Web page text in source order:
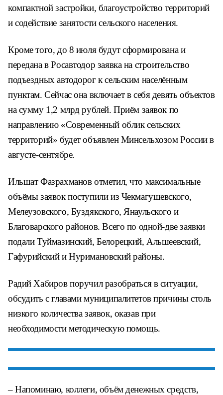
компактной застройки, благоустройство территорий
и содействие занятости сельского населения.
Кроме того, до 8 июля будут сформирована и
передана в Росавтодор заявка на строительство
подъездных автодорог к сельским населённым
пунктам. Сейчас она включает в себя девять объектов
на сумму 1,2 млрд рублей. Приём заявок по
направлению «Современный облик сельских
территорий» будет объявлен Минсельхозом России в
августе-сентябре.
Ильшат Фазрахманов отметил, что максимальные
объёмы заявок поступили из Чекмагушевского,
Мелеузовского, Буздякского, Янаульского и
Благоварского районов. Всего по одной-две заявки
подали Туймазинский, Белорецкий, Альшеевский,
Гафурийский и Нуримановский районы.
Радий Хабиров поручил разобраться в ситуации,
обсудить с главами муниципалитетов причины столь
низкого количества заявок, оказав при
необходимости методическую помощь.
– Напоминаю, коллеги, объём денежных средств,